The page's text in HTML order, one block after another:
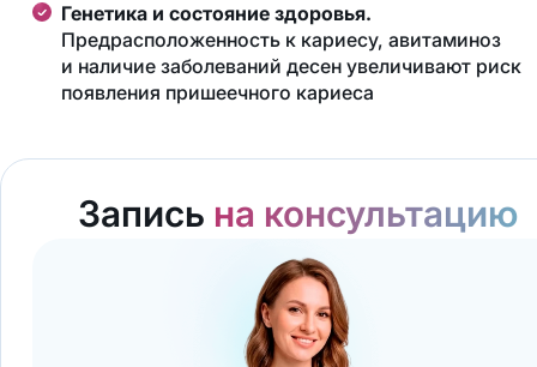
Генетика и состояние здоровья.
Предрасположенность к кариесу, авитаминоз
и наличие заболеваний десен увеличивают риск
появления пришеечного кариеса
Запись на консультацию